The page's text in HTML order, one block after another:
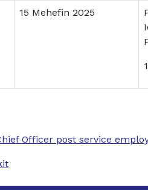
15 Mehefin 2025
Officer post service